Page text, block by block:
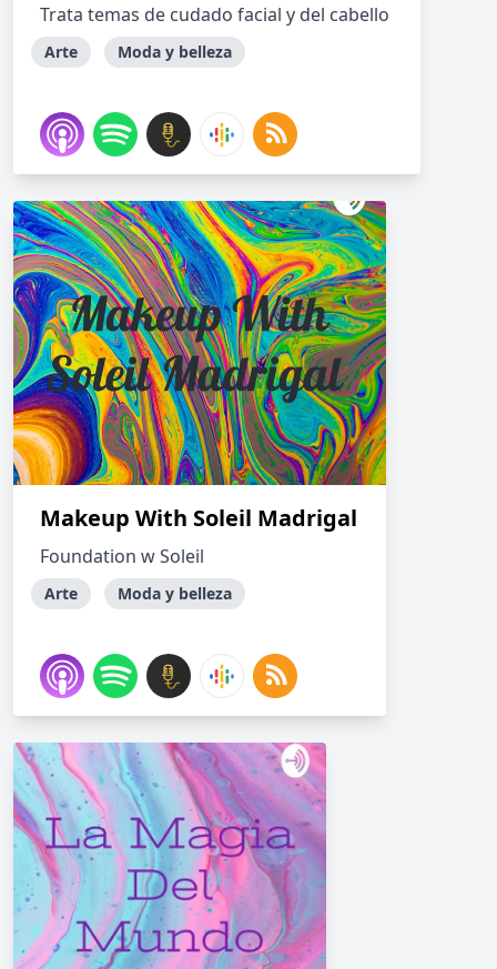
Trata temas de cudado facial y del cabello
Arte Moda y belleza
Makeup With Soleil Madrigal
Foundation w Soleil
Arte Moda y belleza